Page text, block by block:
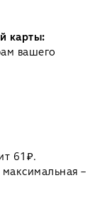
карты:
вашего
61₽.
–